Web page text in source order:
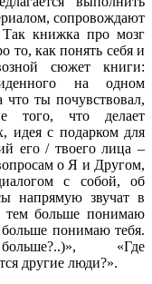
сопровождают
книжка про мозг
то, как понять себя и
сюжет книги:
на одном
ты почувствовал,
того, что делает
идея с подарком для
его / твоего лица –
о Я и Другом,
с собой, об
напрямую звучат в
тем больше понимаю
понимаю тебя.
«Где
другие люди?».